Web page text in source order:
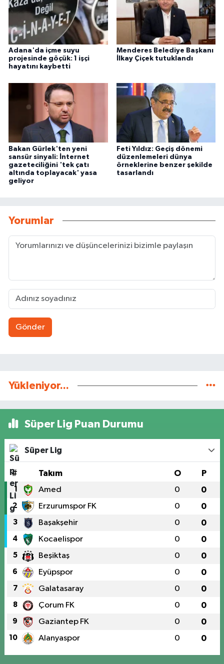
Adana'da içme suyu
projesinde göçük: 1 işçi
hayatını kaybetti
Menderes Belediye Başkanı
İlkay Çiçek tutuklandı
Bakan Gürlek'ten yeni
sansür sinyali: İnternet
gazeteciliğini 'tek çatı
altında toplayacak' yasa
geliyor
Feti Yıldız: Geçiş dönemi
düzenlemeleri dünya
örneklerine benzer şekilde
tasarlandı
Yorumlar
Gönder
Yükleniyor...
Süper Lig Puan Durumu
Süper Lig
# Takım O P
1 Amed 0 0
2 Erzurumspor FK 0 0
3 Başakşehir 0 0
4 Kocaelispor 0 0
5 Beşiktaş 0 0
6 Eyüpspor 0 0
7 Galatasaray 0 0
8 Çorum FK 0 0
9 Gaziantep FK 0 0
10 Alanyaspor 0 0